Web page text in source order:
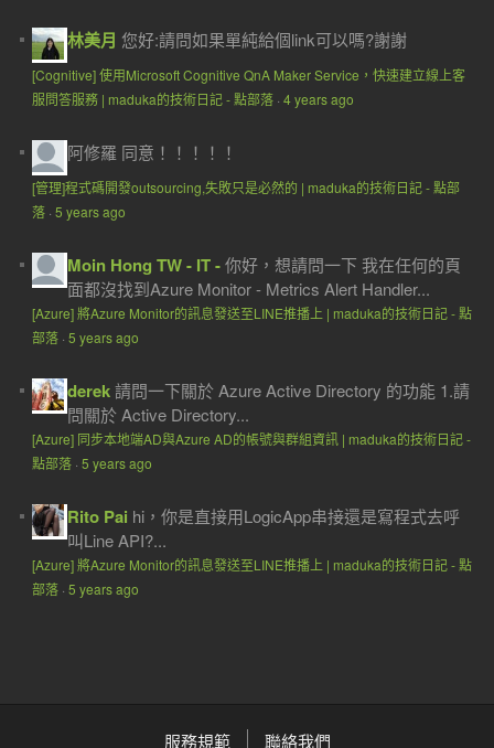
林美月 您好:請問如果單純給個link可以嗎?謝謝
[Cognitive] 使用Microsoft Cognitive QnA Maker Service，快速建立線上客
服問答服務 | maduka的技術日記 - 點部落· 4 years ago
阿修羅 同意！！！！！
[管理]程式碼開發outsourcing,失敗只是必然的 | maduka的技術日記 - 點部
落· 5 years ago
Moin Hong TW - IT -你好，想請問一下 我在任何的頁
面都沒找到Azure Monitor - Metrics Alert Handler...
[Azure] 將Azure Monitor的訊息發送至LINE推播上 | maduka的技術日記 - 點
部落· 5 years ago
derek請問一下關於 Azure Active Directory 的功能 1.請
問關於 Active Directory...
[Azure] 同步本地端AD與Azure AD的帳號與群組資訊 | maduka的技術日記 -
點部落· 5 years ago
Rito Pai hi，你是直接用LogicApp串接還是寫程式去呼
叫Line API?...
[Azure] 將Azure Monitor的訊息發送至LINE推播上 | maduka的技術日記 - 點
部落· 5 years ago
服務規範 聯絡我們